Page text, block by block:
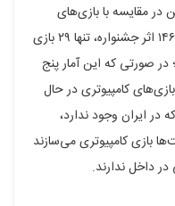
در مقایسه با بازی‌های
کامپیوتری در ایران توضیح داد: از میان ۱۴۶ اثر جشنواره، تنها ۲۹ بازی
در صورتی که این آمار پنج
کامپیوتری در حال
ایران وجود ندارد،
بازی کامپیوتری می‌سازند
داخل ندارند.